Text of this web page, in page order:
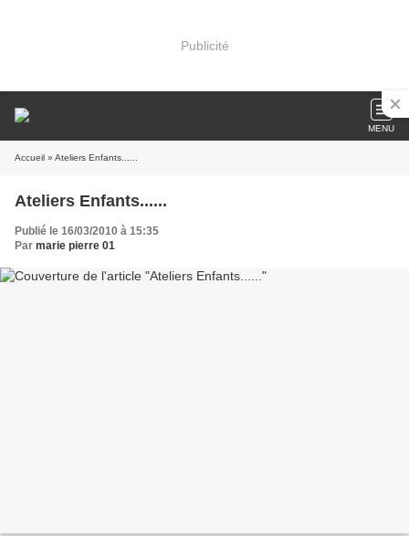
Publicité
MENU
Accueil » Ateliers Enfants......
Ateliers Enfants......
Publié le 16/03/2010 à 15:35
Par marie pierre 01